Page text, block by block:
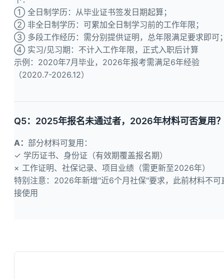
① 全日制学历：从毕业证书签发日期起算；
② 非全日制学历：可累加全日制学习前的工作年限；
③ 多段工作经历：需分别提供证明，总年限满足要求即可
④ 实习/见习期：不计入工作年限，正式入职后计算
示例：2020年7月毕业，2026年报考需满足6年经验
（2020.7-2026.12）
Q5：2025年报名未通过者，2026年材料可否复用
A： 部分材料可复用：
✓ 学历证书、身份证（有效期覆盖报名期）
× 工作证明、社保记录、项目业绩（需更新至2026年）
特别注意：2026年新增"近6个月社保"要求，此前材料不可
接使用